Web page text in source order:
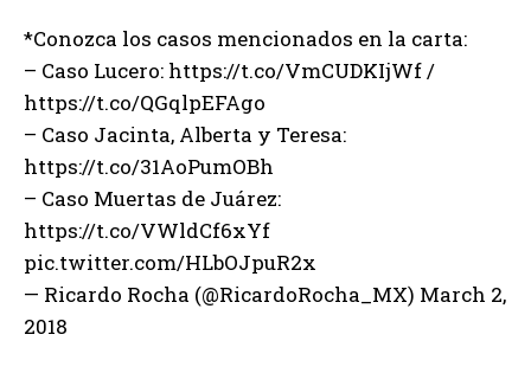
*Conozca los casos mencionados en la carta:
– Caso Lucero: https://t.co/VmCUDKIjWf /
https://t.co/QGqlpEFAgo
– Caso Jacinta, Alberta y Teresa:
https://t.co/31AoPumOBh
– Caso Muertas de Juárez:
https://t.co/VWldCf6xYf
pic.twitter.com/HLbOJpuR2x
— Ricardo Rocha (@RicardoRocha_MX) March 2,
2018